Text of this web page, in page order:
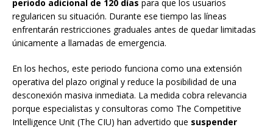
periodo adicional de 120 días para que los usuarios
regularicen su situación. Durante ese tiempo las líneas
enfrentarán restricciones graduales antes de quedar limitadas
únicamente a llamadas de emergencia.
En los hechos, este periodo funciona como una extensión
operativa del plazo original y reduce la posibilidad de una
desconexión masiva inmediata. La medida cobra relevancia
porque especialistas y consultoras como The Competitive
Intelligence Unit (The CIU) han advertido que suspender